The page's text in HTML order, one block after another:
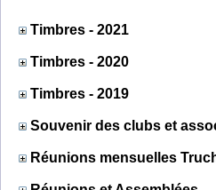
Timbres - 2021
Timbres - 2020
Timbres - 2019
Souvenir des clubs et
Réunions mensuelles